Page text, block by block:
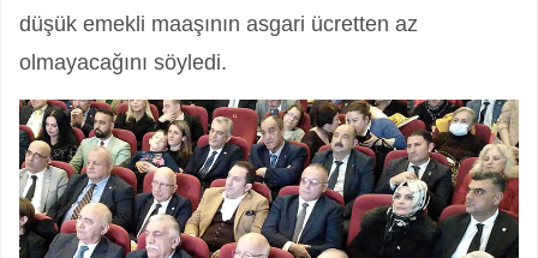
düşük emekli maaşının asgari ücretten az
olmayacağını söyledi.